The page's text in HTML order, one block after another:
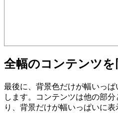
全幅のコンテンツ
最後に、背景色だけが幅いっ
します。コンテンツは他の部
り、背景だけが幅いっぱいに